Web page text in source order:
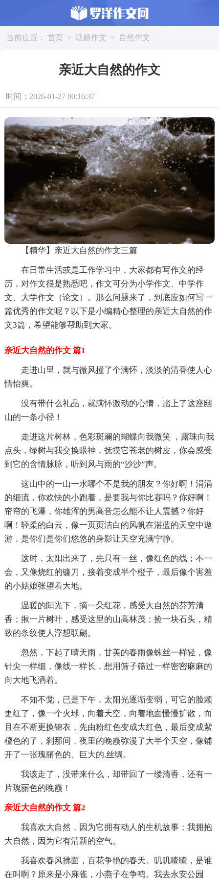
当前位置： 首页 > 话题作文 > 自然作文
亲近大自然的作文
时间：2026-01-27 00:16:37
【精华】亲近大自然的作文三篇
在日常生活或是工作学习中，大家都有写作文的经
历，对作文很是熟悉吧，作文可分为小学作文、中学作
文、大学作文（论文）。那么问题来了，到底应如何写一
篇优秀的作文呢？以下是小编精心整理的亲近大自然的作
文3篇，希望能够帮助到大家。
亲近大自然的作文 篇1
走进山里，就与微风撞了个满怀，淡淡的清香使人心
情怡爽。
没有带什么礼品，就满怀激动的心情，踏上了这座幽
山的一条小径！
走进这片树林，色彩斑斓的蝴蝶向我微笑 ，露珠向我
点头，绿树与我交换眼神，抚摸它苍老的树皮，你会感受
到它的含情脉脉，听到风与雨的“沙沙”声。
这山中的一山一水哪个不是我的朋友？你好啊！涓涓
的细流，你欢快的小跑着，是要我与你比赛吗？你好啊！
帘帘的飞瀑，你雄浑的男高音怎么能不让人震撼？你好
啊！轻柔的白云，像一页页洁白的风帆在湛蓝的天空中遨
游，是你们是你们悠悠的身影让天空充满宁静。
这时，太阳出来了，先只有一丝，像红色的线；不一
会，又像烧红的镰刀，接着变成半个橙子，最后像个害羞
的小姑娘张望着大地。
温暖的阳光下，摘一朵红花，感受大自然的芬芳清
香；揪一片树叶，感受这里的山高林茂；捡一块石头，精
致的条纹使人浮想联翩。
忽然，下起了晴天雨，甘美的春雨像蛛丝一样轻，像
针尖一样细，像线一样长，想用筛子筛过一样密密麻麻的
向大地飞洒着。
不知不觉，已是下午，太阳光逐渐变弱，可它的脸颊
更红了，像一个火球，向着天空，向着地面慢慢扩散，而
且在不断更换锦衣，先由粉红色变成大红色，最后变成紫
檀色的了，刹那间，夜里的晚霞弥漫了大半个天空，像铺
开了一张瑰丽色的、巨大的.丝绸。
我该走了，没带来什么，却带回了一缕清香，还有一
片瑰丽色的晚霞！
亲近大自然的作文 篇2
我喜欢大自然，因为它拥有动人的生机故事；我拥抱
大自然，因为它有清新的空气。
我喜欢春风拂面，百花争艳的春天。叽叽喳喳，是谁
在叫啊？原来是小麻雀，小燕子在争鸣。我去永安公园